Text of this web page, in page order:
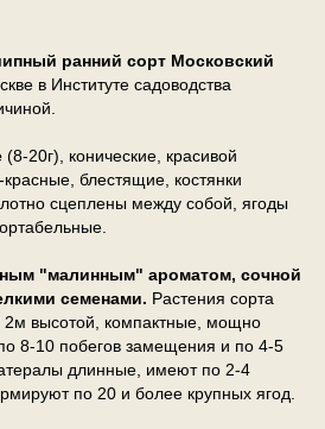
ранний сорт Московский
в Институте садоводства
(8-20г), конические, красивой
блестящие, костянки
сцеплены между собой, ягоды
"малинным" ароматом, сочной
семенами. Растения сорта
2м высотой, компактные, мощно
8-10 побегов замещения и по 4-5
длинные, имеют по 2-4
по 20 и более крупных ягод.